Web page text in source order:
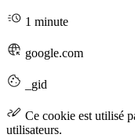
1 minute
google.com
_gid
Ce cookie est utilisé
utilisateurs.